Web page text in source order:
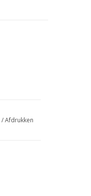
/Afdrukken